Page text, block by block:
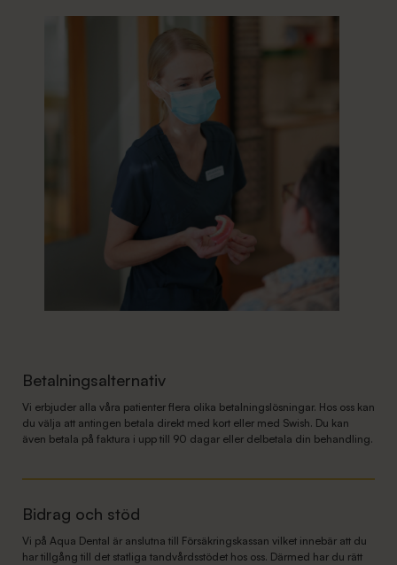
Betalningsalternativ
Vi erbjuder alla våra patienter flera olika betalningslösningar. Hos oss kan
du välja att antingen betala direkt med kort eller med Swish. Du kan
även betala på faktura i upp till 90 dagar eller delbetala din behandling.
Bidrag och stöd
Vi på Aqua Dental är anslutna till Försäkringskassan vilket innebär att du
har tillgång till det statliga tandvårdsstödet hos oss. Därmed har du rätt